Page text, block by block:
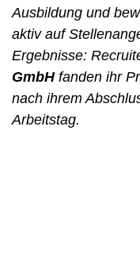
Ausbildung und
aktiv auf
Ergebnisse:
GmbHfanden ihr
nach ihrem
Arbeitstag.